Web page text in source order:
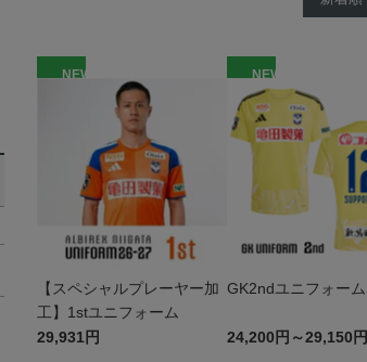
NEW
【スペシャルプレーヤー加
工】1stユニフォーム
29,931円
NEW
GK2ndユニフォーム
24,200円～29,150円